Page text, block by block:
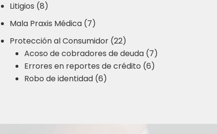
Litigios (8)
Mala Praxis Médica (7)
Protección al Consumidor (22)
Acoso de cobradores de deuda (7)
Errores en reportes de crédito (6)
Robo de identidad (6)